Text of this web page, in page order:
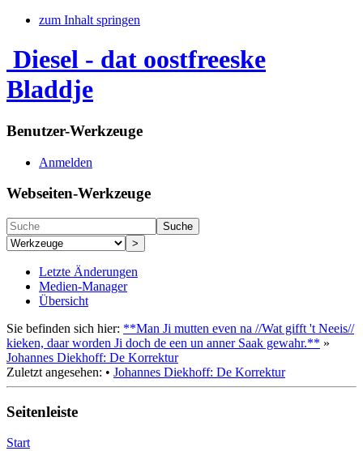
zum Inhalt springen
Diesel - dat oostfreeske
Bladdje
Benutzer-Werkzeuge
Anmelden
Webseiten-Werkzeuge
Suche
>
Letzte Änderungen
Medien-Manager
Übersicht
Sie befinden sich hier: **Man Ji mutten even na //Wat gifft 't Neeis//
kieken, daar worden Ji doch de een un anner Saak gewahr.** »
Johannes Diekhoff: De Korrektur
Zuletzt angesehen: • Johannes Diekhoff: De Korrektur
Seitenleiste
Start